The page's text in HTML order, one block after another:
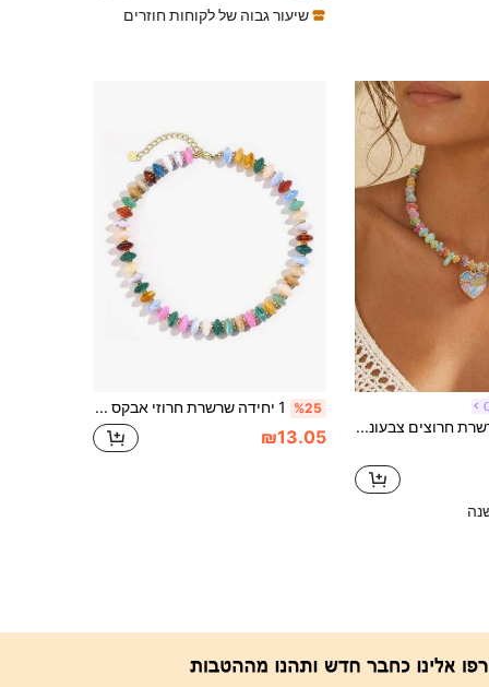
שיעור גבוה של לקוחות חוזרים
1 יחידה שרשרת חרוצים צבעונית ורעננה לקיץ עם אבני קריסטל גרוסות וחרוזי אורז, תליון לב צבוע, תכשיט צוואר אופנתי ורב-שימושי לנשים, מתאים ללבישה יומיומית וליציאות לחוף, סידור הצורה, הגודל והצבע של אבני הקריסטל הגרוסות הצבעוניות הוא אקראי ולא קבוע
%25 1 יחידה שרשרת חרוזי אבקס צבעוניים לנשים, תכשיף בוהמי משרף, תכשיט אופנתי, מתנה, תכשיט לקיץ, חוף וחופשה
₪13.05